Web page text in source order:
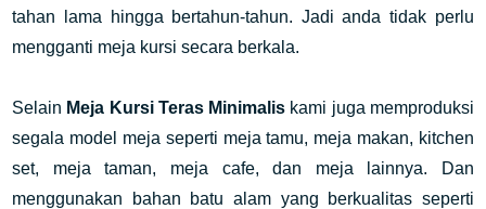
tahan lama hingga bertahun-tahun. Jadi anda tidak perlu
mengganti meja kursi secara berkala.
Selain Meja Kursi Teras Minimalis kami juga memproduksi
segala model meja seperti meja tamu, meja makan, kitchen
set, meja taman, meja cafe, dan meja lainnya. Dan
menggunakan bahan batu alam yang berkualitas seperti